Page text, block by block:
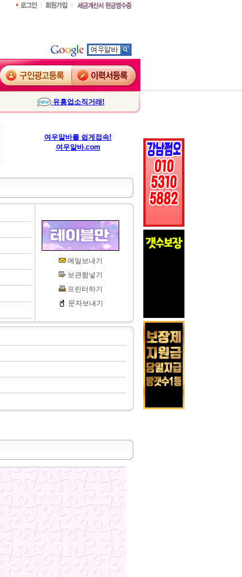
유흥업소직거래!
여우알바를 쉽게접속!
여우알바.com
메일보내기
보관함넣기
프린터하기
문자보내기